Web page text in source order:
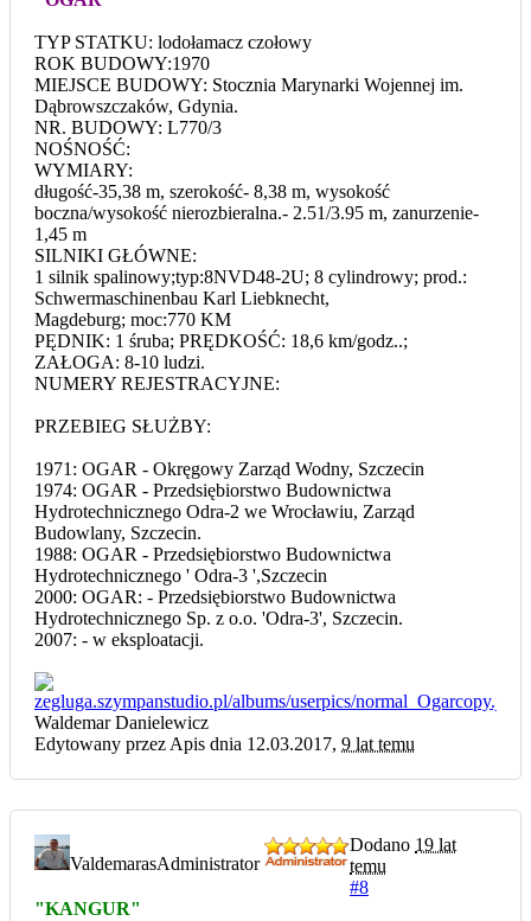
TYP STATKU: lodołamacz czołowy
ROK BUDOWY:1970
MIEJSCE BUDOWY: Stocznia Marynarki Wojennej im.
Dąbrowszczaków, Gdynia.
NR. BUDOWY: L770/3
NOŚNOŚĆ:
WYMIARY:
długość-35,38 m, szerokość- 8,38 m, wysokość
boczna/wysokość nierozbieralna.- 2.51/3.95 m, zanurzenie-
1,45 m
SILNIKI GŁÓWNE:
1 silnik spalinowy;typ:8NVD48-2U; 8 cylindrowy; prod.:
Schwermaschinenbau Karl Liebknecht,
Magdeburg; moc:770 KM
PĘDNIK: 1 śruba; PRĘDKOŚĆ: 18,6 km/godz..;
ZAŁOGA: 8-10 ludzi.
NUMERY REJESTRACYJNE:
PRZEBIEG SŁUŻBY:
1971: OGAR - Okręgowy Zarząd Wodny, Szczecin
1974: OGAR - Przedsiębiorstwo Budownictwa
Hydrotechnicznego Odra-2 we Wrocławiu, Zarząd
Budowlany, Szczecin.
1988: OGAR - Przedsiębiorstwo Budownictwa
Hydrotechnicznego ' Odra-3 ',Szczecin
2000: OGAR: - Przedsiębiorstwo Budownictwa
Hydrotechnicznego Sp. z o.o. 'Odra-3', Szczecin.
2007: - w eksploatacji.
Waldemar Danielewicz
Edytowany przez Apis dnia 12.03.2017, 9 lat temu
ValdemarasAdministrator
Dodano 19 lat
temu
#8
"KANGUR"